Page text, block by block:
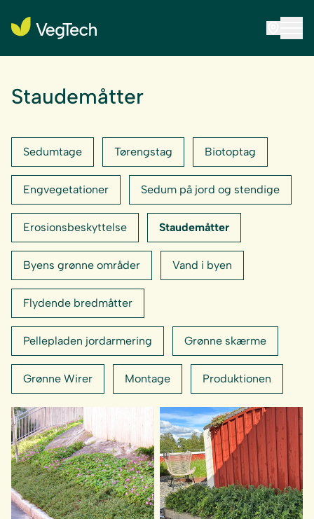
Staudemåtter
Sedumtage Tørengstag Biotoptag
Engvegetationer Sedum på jord og stendige
Erosionsbeskyttelse Staudemåtter
Byens grønne områder Vand i byen
Flydende bredmåtter
Pellepladen jordarmering Grønne skærme
Grønne Wirer Montage Produktionen